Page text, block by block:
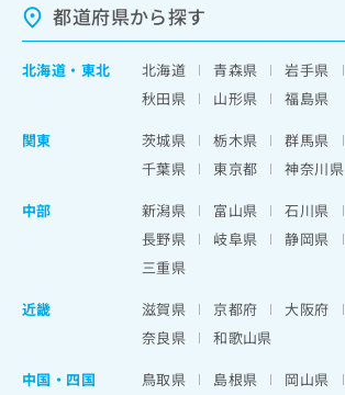
都道府県から探す
北海道 ・ 東北 北海道 青森県 岩手県
秋田県
山形県
福島県
関東
茨城県 栃木県 群馬県
千葉県
東京都 神奈川県
中部
新潟県 富山県 石川県
長野県
岐阜県 静岡県
三重県
近畿
滋賀県 京都府 大阪府
奈良県
和歌山県
中国・四国
鳥取県 島根県 岡山県